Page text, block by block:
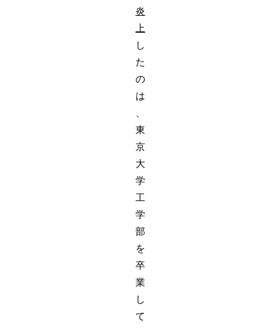
炎
上
し
た
の
は
東
京
大
学
工
学
部
を
卒
業
し
て